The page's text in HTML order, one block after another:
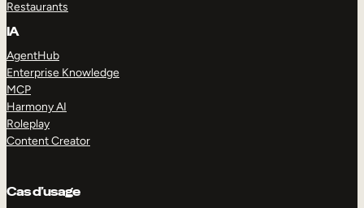
Restaurants
IA
AgentHub
Enterprise Knowledge
MCP
Harmony AI
Roleplay
Content Creator
Cas d’usage